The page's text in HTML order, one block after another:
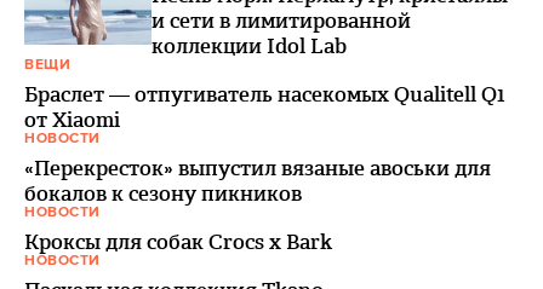
и сети в лимитированной
коллекции Idol Lab
ВЕЩИ
Браслет — отпугиватель насекомых Qualitell Q1
от Xiaomi
НОВОСТИ
«Перекресток» выпустил вязаные авоськи для
бокалов к сезону пикников
НОВОСТИ
Кроксы для собак Crocs x Bark
НОВОСТИ